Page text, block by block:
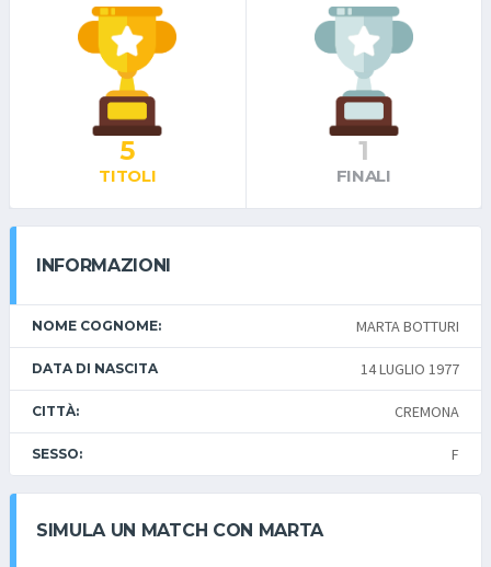
5
TITOLI
1
FINALI
INFORMAZIONI
NOME COGNOME: MARTA BOTTURI
DATA DI NASCITA 14 LUGLIO 1977
CITTÀ: CREMONA
SESSO: F
SIMULA UN MATCH CON MARTA